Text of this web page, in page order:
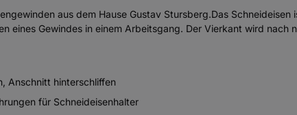
aus dem Hause Gustav Stursberg.Das
eines Gewindes in einem Arbeitsgang. Der Vierkant wird
Anschnitt hinterschliffen
für Schneideisenhalter